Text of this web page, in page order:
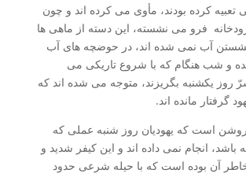
تعبیه کرده بودند، مأوی می کرده اند و چون
فرو می نشسته، این دسته از ماهی ها
آب نمی شده اند، در حوضچه های آب
و شب هنگام که با شروع تاریکی می
روز یکشنبه بگریزند، متوجه می شده اند که
گرفتار مانده اند.
است که یهودیان روز شنبه عملی که
باشد، انجام نمی داده اند و این کیفر شدید و
آن بوده است که با حیله شرعی حدود